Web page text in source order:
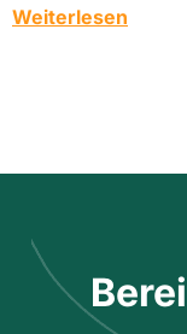
Weiterlesen